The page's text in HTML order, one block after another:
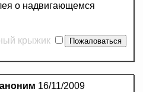
о надвигающемся
крыжик
аноним 16/11/2009